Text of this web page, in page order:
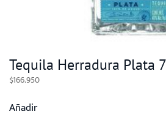
Tequila Herradura Plata
$166.950
Añadir